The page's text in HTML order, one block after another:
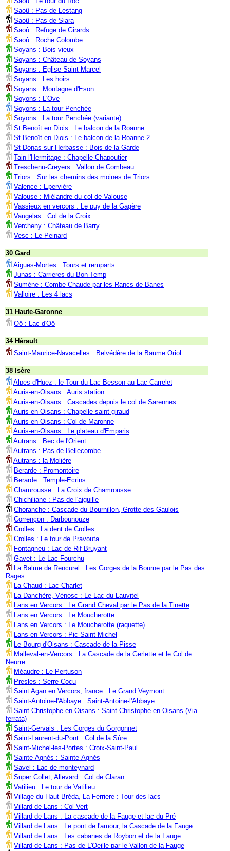
Saoû : Pas de Lestang
Saoû : Pas de Siara
Saoû : Refuge de Girards
Saoû : Roche Colombe
Soyans : Bois vieux
Soyans : Château de Soyans
Soyans : Eglise Saint-Marcel
Soyans : Les hoirs
Soyans : Montagne d'Eson
Soyons : L'Ove
Soyons : La tour Penchée
Soyons : La tour Penchée (variante)
St Benoît en Diois : Le balcon de la Roanne
St Benoît en Diois : Le balcon de la Roanne 2
St Donas sur Herbasse : Bois de la Garde
Tain l'Hermitage : Chapelle Chapoutier
Treschenu-Creyers : Vallon de Combeau
Triors : Sur les chemins des moines de Triors
Valence : Epervière
Valouse : Miélandre du col de Valouse
Vassieux en vercors : Le puy de la Gagère
Vaugelas : Col de la Croix
Vercheny : Château de Barry
Vesc : Le Peinard
30 Gard
Aigues-Mortes : Tours et remparts
Junas : Carrieres du Bon Temp
Sumène : Combe Chaude par les Rancs de Banes
Valloire : Les 4 lacs
31 Haute-Garonne
Oô : Lac d'Oô
34 Hérault
Saint-Maurice-Navacelles : Belvédère de la Baume Oriol
38 Isère
Alpes-d'Huez : le Tour du Lac Besson au Lac Carrelet
Auris-en-Oisans : Auris station
Auris-en-Oisans : Cascades depuis le col de Sarennes
Auris-en-Oisans : Chapelle saint giraud
Auris-en-Oisans : Col de Maronne
Auris-en-Oisans : Le plateau d'Emparis
Autrans : Bec de l'Orient
Autrans : Pas de Bellecombe
Autrans : la Molière
Berarde : Promontoire
Berarde : Temple-Ecrins
Chamrousse : La Croix de Chamrousse
Chichiliane : Pas de l'aiguille
Choranche : Cascade du Bournillon, Grotte des Gaulois
Corrençon : Darbounouze
Crolles : La dent de Crolles
Crolles : Le tour de Pravouta
Fontagneu : Lac de Rif Bruyant
Gavet : Le Lac Fourchu
La Balme de Rencurel : Les Gorges de la Bourne par le Pas des
Rages
La Chaud : Lac Charlet
La Danchère, Vénosc : Le Lac du Lauvitel
Lans en Vercors : Le Grand Cheval par le Pas de la Tinette
Lans en Vercors : Le Moucherotte
Lans en Vercors : Le Moucherotte (raquette)
Lans en Vercors : Pic Saint Michel
Le Bourg-d'Oisans : Cascade de la Pisse
Malleval-en-Vercors : La Cascade de la Gerlette et le Col de
Neurre
Méaudre : Le Pertuson
Presles : Serre Cocu
Saint Agan en Vercors, france : Le Grand Veymont
Saint-Antoine-l'Abbaye : Saint-Antoine-l'Abbaye
Saint-Christophe-en-Oisans : Saint-Christophe-en-Oisans (Via
ferrata)
Saint-Gervais : Les Gorges du Gorgonnet
Saint-Laurent-du-Pont : Col de la Sûre
Saint-Michel-les-Portes : Croix-Saint-Paul
Sainte-Agnés : Sainte-Agnés
Savel : Lac de monteynard
Super Collet, Allevard : Col de Claran
Vatilieu : Le tour de Vatilieu
Village du Haut Bréda, La Ferriere : Tour des lacs
Villard de Lans : Col Vert
Villard de Lans : La cascade de la Fauge et lac du Pré
Villard de Lans : Le pont de l'amour, la Cascade de la Fauge
Villard de Lans : Les cabanes de Roybon et de la Fauge
Villard de Lans : Pas de L'Oeille par le Vallon de la Fauge